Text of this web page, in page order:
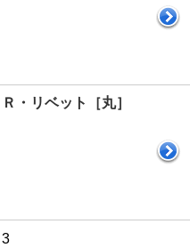
・リベット［丸］